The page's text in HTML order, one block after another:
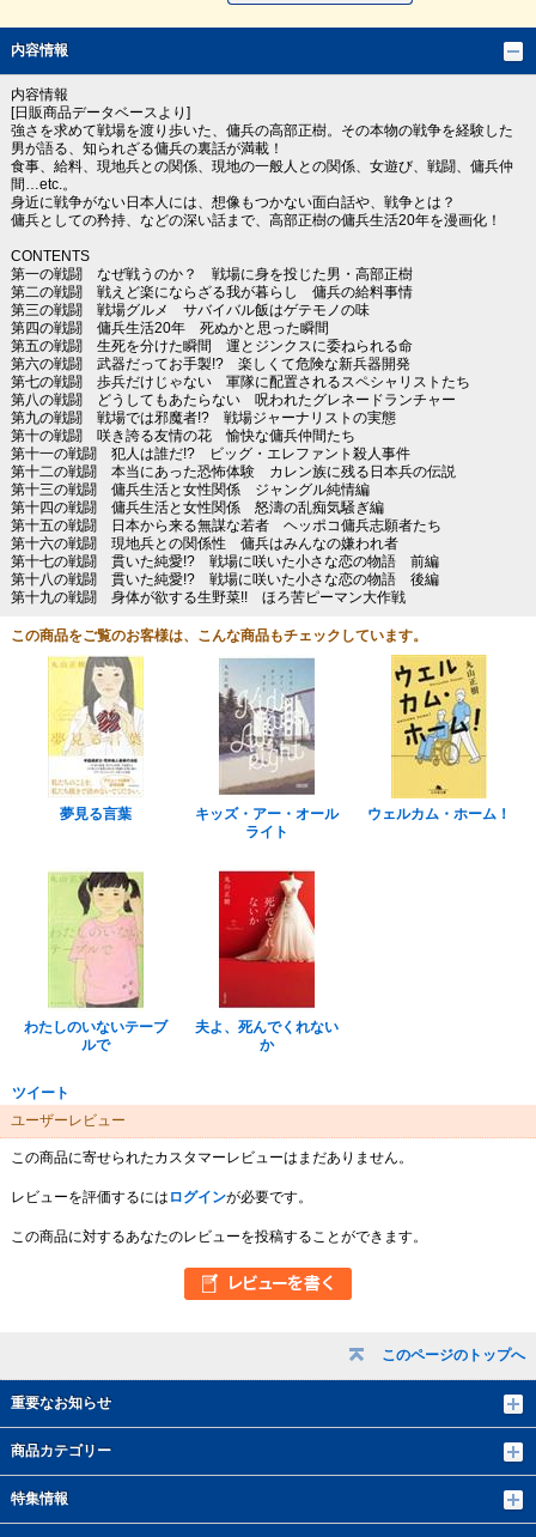
このページのトップへ
重要なお知らせ
商品カテゴリー
特集情報
内容情報
内容情報
[日販商品データベースより]
強さを求めて戦場を渡り歩いた、傭兵の高部正樹。その本物の戦争を経験した
男が語る、知られざる傭兵の裏話が満載！
食事、給料、現地兵との関係、現地の一般人との関係、女遊び、戦闘、傭兵仲
間…etc.。
身近に戦争がない日本人には、想像もつかない面白話や、戦争とは？
傭兵としての矜持、などの深い話まで、高部正樹の傭兵生活20年を漫画化！
CONTENTS
第一の戦闘 なぜ戦うのか？ 戦場に身を投じた男・高部正樹
第二の戦闘 戦えど楽にならざる我が暮らし 傭兵の給料事情
第三の戦闘 戦場グルメ サバイバル飯はゲテモノの味
第四の戦闘 傭兵生活20年 死ぬかと思った瞬間
第五の戦闘 生死を分けた瞬間 運とジンクスに委ねられる命
第六の戦闘 武器だってお手製!? 楽しくて危険な新兵器開発
第七の戦闘 歩兵だけじゃない 軍隊に配置されるスペシャリストたち
第八の戦闘 どうしてもあたらない 呪われたグレネードランチャー
第九の戦闘 戦場では邪魔者!? 戦場ジャーナリストの実態
第十の戦闘 咲き誇る友情の花 愉快な傭兵仲間たち
第十一の戦闘 犯人は誰だ!? ビッグ・エレファント殺人事件
第十二の戦闘 本当にあった恐怖体験 カレン族に残る日本兵の伝説
第十三の戦闘 傭兵生活と女性関係 ジャングル純情編
第十四の戦闘 傭兵生活と女性関係 怒濤の乱痴気騒ぎ編
第十五の戦闘 日本から来る無謀な若者 ヘッポコ傭兵志願者たち
第十六の戦闘 現地兵との関係性 傭兵はみんなの嫌われ者
第十七の戦闘 貫いた純愛!? 戦場に咲いた小さな恋の物語 前編
第十八の戦闘 貫いた純愛!? 戦場に咲いた小さな恋の物語 後編
第十九の戦闘 身体が欲する生野菜!! ほろ苦ピーマン大作戦
この商品をご覧のお客様は、こんな商品もチェックしています。
夢見る言葉
キッズ・アー・オール
ライト
ウェルカム・ホーム！
わたしのいないテーブ
ルで
夫よ、死んでくれない
か
ツイート
ユーザーレビュー
この商品に寄せられたカスタマーレビューはまだありません。
レビューを評価するには ログインが必要です。
この商品に対するあなたのレビューを投稿することができます。